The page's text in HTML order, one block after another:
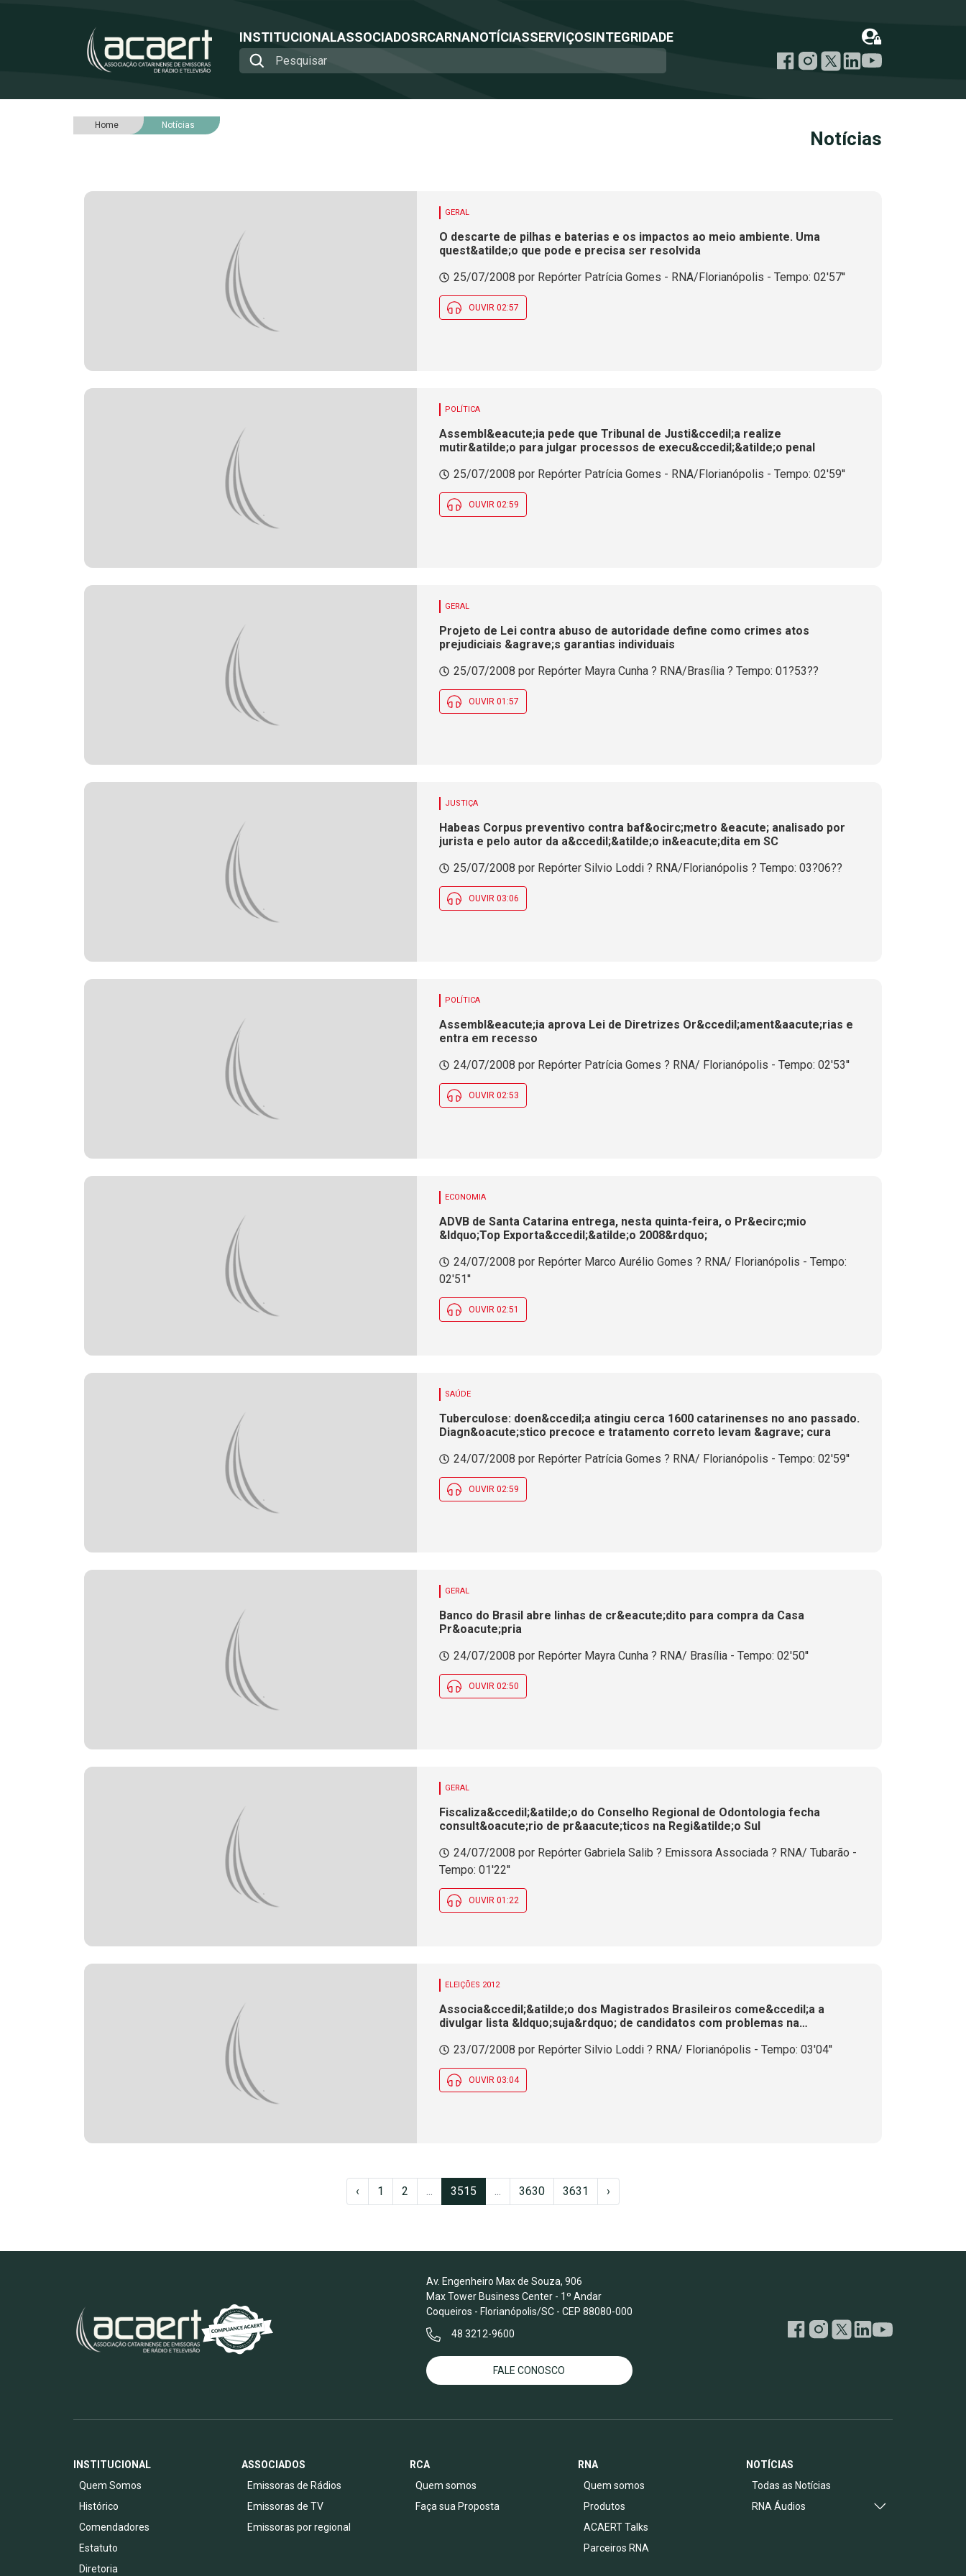
INSTITUCIONALASSOCIADOSRCARNANOTÍCIASSERVIÇOSINTEGRIDADE
Home Notícias
Notícias
GERAL
O descarte de pilhas e baterias e os impactos ao meio ambiente. Uma
quest&atilde;o que pode e precisa ser resolvida
25/07/2008 por Repórter Patrícia Gomes - RNA/Florianópolis - Tempo: 02'57''
OUVIR 02:57
POLÍTICA
Assembl&eacute;ia pede que Tribunal de Justi&ccedil;a realize
mutir&atilde;o para julgar processos de execu&ccedil;&atilde;o penal
25/07/2008 por Repórter Patrícia Gomes - RNA/Florianópolis - Tempo: 02'59''
OUVIR 02:59
GERAL
Projeto de Lei contra abuso de autoridade define como crimes atos
prejudiciais &agrave;s garantias individuais
25/07/2008 por Repórter Mayra Cunha ? RNA/Brasília ? Tempo: 01?53??
OUVIR 01:57
JUSTIÇA
Habeas Corpus preventivo contra baf&ocirc;metro &eacute; analisado por
jurista e pelo autor da a&ccedil;&atilde;o in&eacute;dita em SC
25/07/2008 por Repórter Silvio Loddi ? RNA/Florianópolis ? Tempo: 03?06??
OUVIR 03:06
POLÍTICA
Assembl&eacute;ia aprova Lei de Diretrizes Or&ccedil;ament&aacute;rias e
entra em recesso
24/07/2008 por Repórter Patrícia Gomes ? RNA/ Florianópolis - Tempo: 02'53''
OUVIR 02:53
ECONOMIA
ADVB de Santa Catarina entrega, nesta quinta-feira, o Pr&ecirc;mio
&ldquo;Top Exporta&ccedil;&atilde;o 2008&rdquo;
24/07/2008 por Repórter Marco Aurélio Gomes ? RNA/ Florianópolis - Tempo:
02'51''
OUVIR 02:51
SAÚDE
Tuberculose: doen&ccedil;a atingiu cerca 1600 catarinenses no ano passado.
Diagn&oacute;stico precoce e tratamento correto levam &agrave; cura
24/07/2008 por Repórter Patrícia Gomes ? RNA/ Florianópolis - Tempo: 02'59''
OUVIR 02:59
GERAL
Banco do Brasil abre linhas de cr&eacute;dito para compra da Casa
Pr&oacute;pria
24/07/2008 por Repórter Mayra Cunha ? RNA/ Brasília - Tempo: 02'50''
OUVIR 02:50
GERAL
Fiscaliza&ccedil;&atilde;o do Conselho Regional de Odontologia fecha
consult&oacute;rio de pr&aacute;ticos na Regi&atilde;o Sul
24/07/2008 por Repórter Gabriela Salib ? Emissora Associada ? RNA/ Tubarão -
Tempo: 01'22''
OUVIR 01:22
ELEIÇÕES 2012
Associa&ccedil;&atilde;o dos Magistrados Brasileiros come&ccedil;a a
divulgar lista &ldquo;suja&rdquo; de candidatos com problemas na
23/07/2008 por Repórter Silvio Loddi ? RNA/ Florianópolis - Tempo: 03'04''
OUVIR 03:04
‹ 1 2 ... 3515 ... 3630 3631 ›
Av. Engenheiro Max de Souza, 906
Max Tower Business Center - 1º Andar
Coqueiros - Florianópolis/SC - CEP 88080-000
48 3212-9600
FALE CONOSCO
INSTITUCIONAL
Quem Somos
Histórico
Comendadores
Estatuto
Diretoria
ASSOCIADOS
Emissoras de Rádios
Emissoras de TV
Emissoras por regional
RCA
Quem somos
Faça sua Proposta
RNA
Quem somos
Produtos
ACAERT Talks
Parceiros RNA
NOTÍCIAS
Todas as Notícias
RNA Áudios